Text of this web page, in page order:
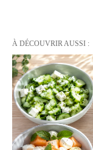
À DÉCOUVRIR AUSSI :